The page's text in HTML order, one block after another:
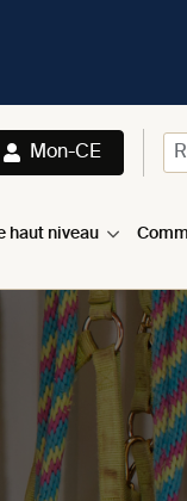
Mon-CE
haut niveau